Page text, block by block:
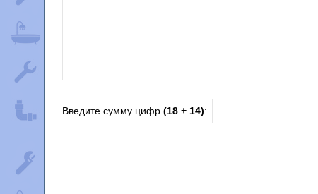
Введите сумму цифр (18 + 14):